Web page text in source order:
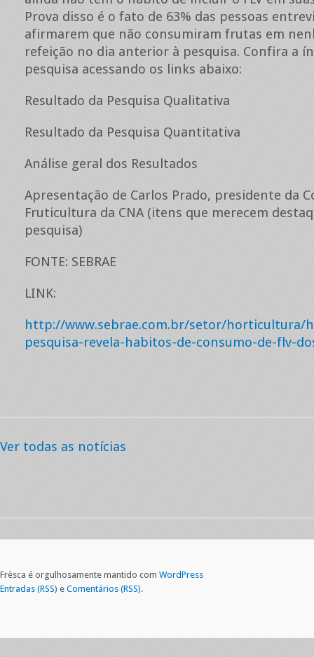
Prova disso é o fato de 63% das pessoas
afirmarem que não consumiram frutas em
refeição no dia anterior à pesquisa. Confira a
pesquisa acessando os links abaixo:
Resultado da Pesquisa Qualitativa
Resultado da Pesquisa Quantitativa
Análise geral dos Resultados
Apresentação de Carlos Prado, presidente da
Fruticultura da CNA (itens que merecem
pesquisa)
FONTE: SEBRAE
LINK:
http://www.sebrae.com.br/setor/horticultura/
pesquisa-revela-habitos-de-consumo-de-flv-
Ver todas as notícias
Frèsca é orgulhosamente mantido com WordPress
Entradas (RSS) e Comentários (RSS).